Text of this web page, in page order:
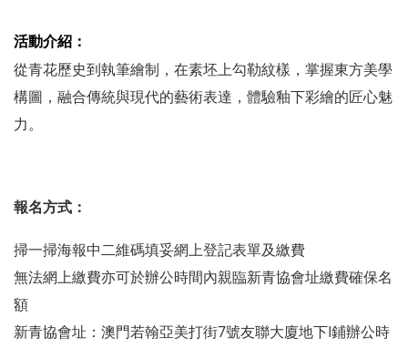
活動介紹：
從青花歷史到執筆繪制，在素坯上勾勒紋樣，掌握東方美學
構圖，融合傳統與現代的藝術表達，體驗釉下彩繪的匠心魅
力。
報名方式：
掃一掃海報中二維碼填妥網上登記表單及繳費
無法網上繳費亦可於辦公時間內親臨新青協會址繳費確保名
額
新青協會址：澳門若翰亞美打街7號友聯大廈地下I鋪辦公時